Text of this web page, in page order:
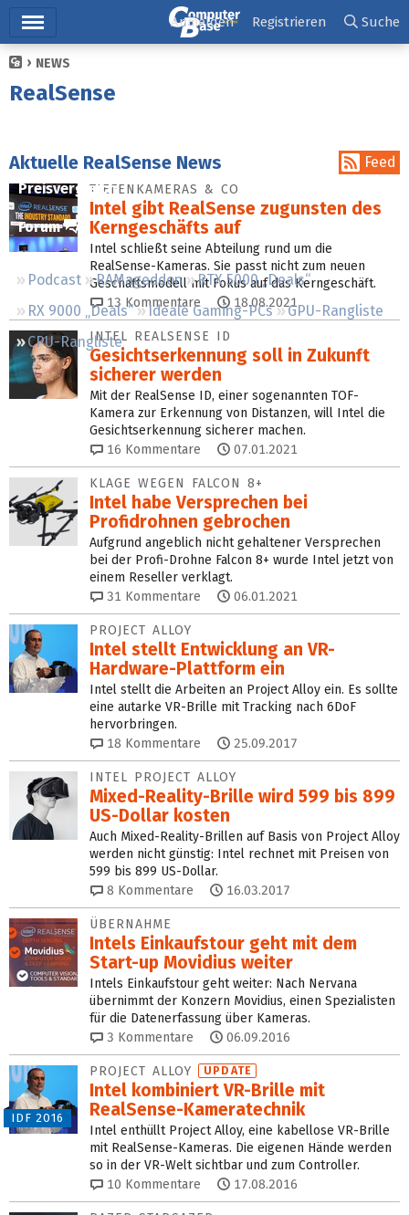
Ticker
Downloads
Preisvergleich
Forum
Podcast RAMageddon
RTX 5000 „Deals“
RX 9000 „Deals“
Ideale Gaming-PCs
GPU-Rangliste
CPU-Rangliste
Anmelden Registrieren Suche
NEWS
RealSense
Aktuelle RealSense News Feed
TIEFENKAMERAS & CO
Intel gibt RealSense zugunsten des
Kerngeschäfts auf
Intel schließt seine Abteilung rund um die
RealSense-Kameras. Sie passt nicht zum neuen
Geschäftsmodell mit Fokus auf das Kerngeschäft.
13 Kommentare 18.08.2021
INTEL REALSENSE ID
Gesichtserkennung soll in Zukunft
sicherer werden
Mit der RealSense ID, einer sogenannten TOF-
Kamera zur Erkennung von Distanzen, will Intel die
Gesichtserkennung sicherer machen.
16 Kommentare 07.01.2021
KLAGE WEGEN FALCON 8+
Intel habe Versprechen bei
Profidrohnen gebrochen
Aufgrund angeblich nicht gehaltener Versprechen
bei der Profi-Drohne Falcon 8+ wurde Intel jetzt von
einem Reseller verklagt.
31 Kommentare 06.01.2021
PROJECT ALLOY
Intel stellt Entwicklung an VR-
Hardware-Plattform ein
Intel stellt die Arbeiten an Project Alloy ein. Es sollte
eine autarke VR-Brille mit Tracking nach 6DoF
hervorbringen.
18 Kommentare 25.09.2017
INTEL PROJECT ALLOY
Mixed-Reality-Brille wird 599 bis 899
US-Dollar kosten
Auch Mixed-Reality-Brillen auf Basis von Project Alloy
werden nicht günstig: Intel rechnet mit Preisen von
599 bis 899 US-Dollar.
8 Kommentare 16.03.2017
ÜBERNAHME
Intels Einkaufstour geht mit dem
Start-up Movidius weiter
Intels Einkaufstour geht weiter: Nach Nervana
übernimmt der Konzern Movidius, einen Spezialisten
für die Datenerfassung über Kameras.
3 Kommentare 06.09.2016
IDF 2016
PROJECT ALLOY UPDATE
Intel kombiniert VR-Brille mit
RealSense-Kameratechnik
Intel enthüllt Project Alloy, eine kabellose VR-Brille
mit RealSense-Kameras. Die eigenen Hände werden
so in der VR-Welt sichtbar und zum Controller.
10 Kommentare 17.08.2016